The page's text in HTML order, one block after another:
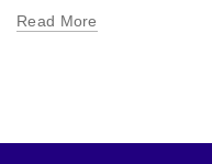
Read More